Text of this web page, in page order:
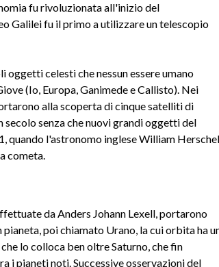
fu rivoluzionata all'inizio del
Galilei fu il primo a utilizzare un telescopio
celesti che nessun essere umano
(Io, Europa, Ganimede e Callisto). Nei
alla scoperta di cinque satelliti di
secolo senza che nuovi grandi oggetti del
quando l'astronomo inglese William Herschel
cometa.
da Anders Johann Lexell, portarono
poi chiamato Urano, la cui orbita ha
lo colloca ben oltre Saturno, che fin
i pianeti noti. Successive osservazioni del